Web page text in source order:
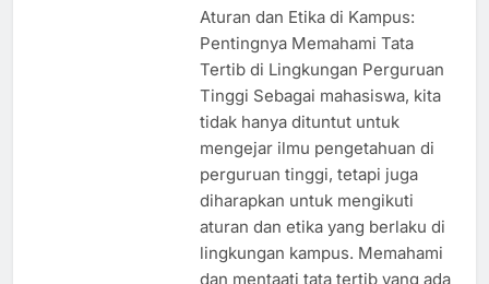
Aturan dan Etika di Kampus:
Pentingnya Memahami Tata
Tertib di Lingkungan Perguruan
Tinggi Sebagai mahasiswa, kita
tidak hanya dituntut untuk
mengejar ilmu pengetahuan di
perguruan tinggi, tetapi juga
diharapkan untuk mengikuti
aturan dan etika yang berlaku di
lingkungan kampus. Memahami